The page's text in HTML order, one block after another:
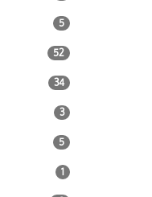
5
52
34
3
5
1